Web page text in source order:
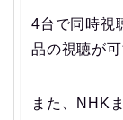
4台で同時視
品の視聴が
また、NHK